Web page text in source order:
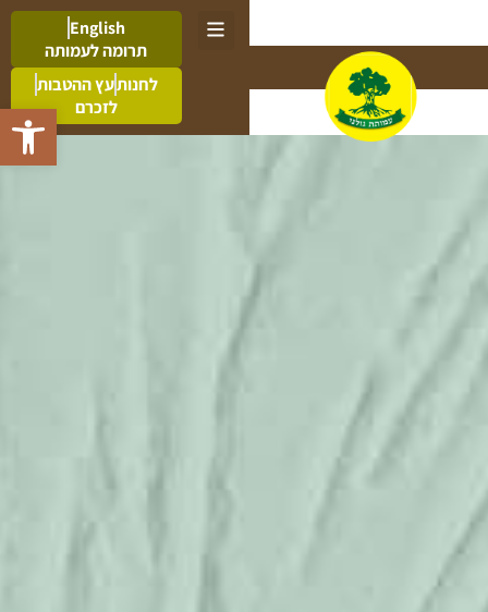
פתח
English
תרומה לעמותה
לחנותעץ ההטבות
לזכרם